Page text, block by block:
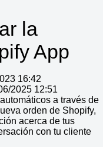
la
App
16:42
2025 12:51
a través de
orden de Shopify,
acerca de tus
con tu cliente